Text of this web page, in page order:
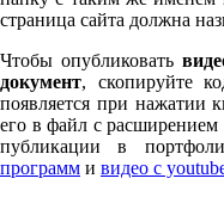
страница сайта должна
Чтобы опубликовать
документ, скопируйте
появляется при нажатии
его в файл с
публикации в
программ и видео с